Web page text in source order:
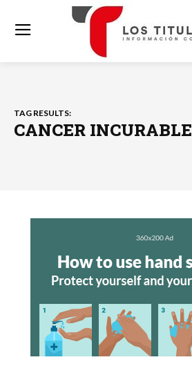
TAG RESULTS:
CANCER INCURABLE